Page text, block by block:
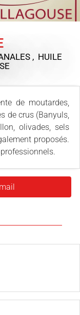
, HUILE
de moutardes,
de crus (Banyuls,
olivades, sels
proposés.